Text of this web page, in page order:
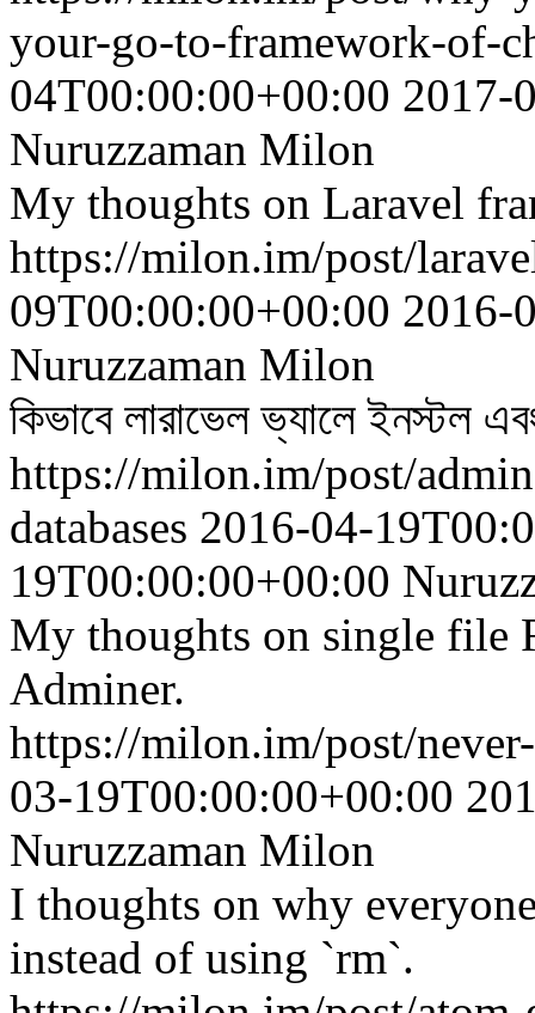
your-go-to-framework-of-
04T00:00:00+00:00 2017-
Nuruzzaman Milon
My thoughts on Laravel
https://milon.im/post/
09T00:00:00+00:00 2016-
Nuruzzaman Milon
কিভাবে লারাভেল ভ্যালে ইনস্টল
https://milon.im/post/
databases 2016-04-
19T00:00:00+00:00
My thoughts on single file
Adminer.
https://milon.im/post/
03-19T00:00:00+00:00
Nuruzzaman Milon
I thoughts on why
instead of using `rm`.